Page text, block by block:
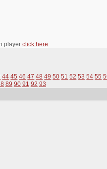
player click here
44 45 46 47 48 49 50 51 52 53 54 55
89 90 91 92 93